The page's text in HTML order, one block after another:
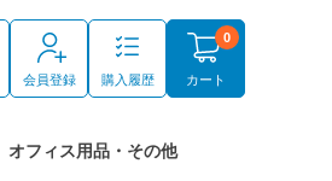
会員登録 購入履歴 カート
0
オフィス用品・その他